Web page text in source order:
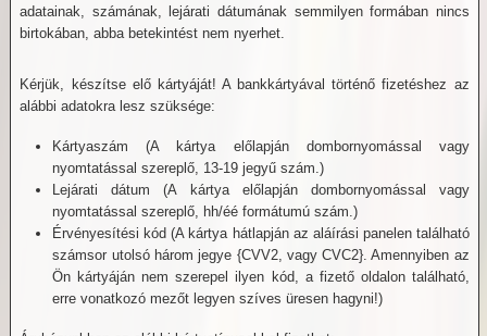
adatainak, számának, lejárati dátumának semmilyen formában nincs
birtokában, abba betekintést nem nyerhet.
Kérjük, készítse elő kártyáját! A bankkártyával történő fizetéshez az
alábbi adatokra lesz szüksége:
Kártyaszám (A kártya előlapján dombornyomással vagy
nyomtatással szereplő, 13-19 jegyű szám.)
Lejárati dátum (A kártya előlapján dombornyomással vagy
nyomtatással szereplő, hh/éé formátumú szám.)
Érvényesítési kód (A kártya hátlapján az aláírási panelen található
számsor utolsó három jegye {CVV2, vagy CVC2}. Amennyiben az
Ön kártyáján nem szerepel ilyen kód, a fizető oldalon található,
erre vonatkozó mezőt legyen szíves üresen hagyni!)